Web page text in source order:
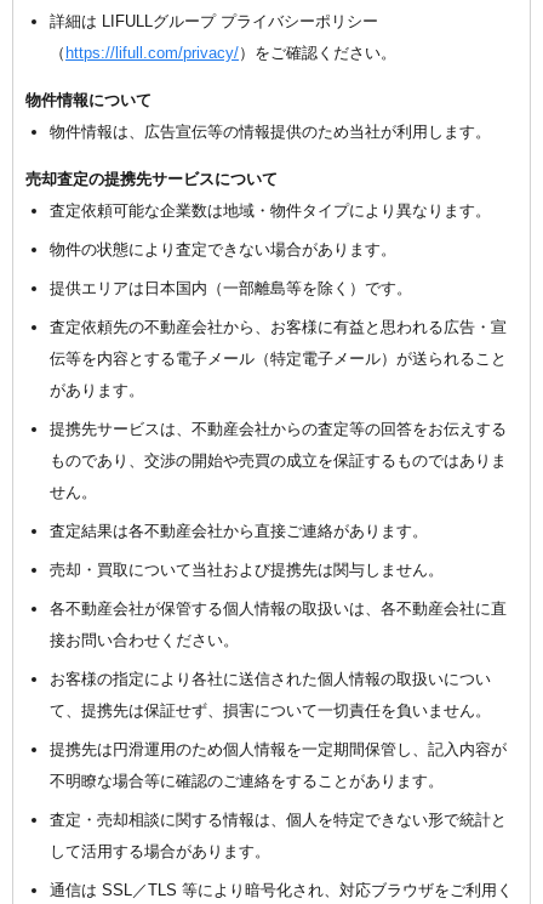
詳細は LIFULLグループ プライバシーポリシー
（ https://lifull.com/privacy/）をご確認ください。
物件情報について
物件情報は、広告宣伝等の情報提供のため当社が利用します。
売却査定の提携先サービスについて
査定依頼可能な企業数は地域・物件タイプにより異なります。
物件の状態により査定できない場合があります。
提供エリアは日本国内（一部離島等を除く）です。
査定依頼先の不動産会社から、お客様に有益と思われる広告・宣
伝等を内容とする電子メール（特定電子メール）が送られること
があります。
提携先サービスは、不動産会社からの査定等の回答をお伝えする
ものであり、交渉の開始や売買の成立を保証するものではありま
せん。
査定結果は各不動産会社から直接ご連絡があります。
売却・買取について当社および提携先は関与しません。
各不動産会社が保管する個人情報の取扱いは、各不動産会社に直
接お問い合わせください。
お客様の指定により各社に送信された個人情報の取扱いについ
て、提携先は保証せず、損害について一切責任を負いません。
提携先は円滑運用のため個人情報を一定期間保管し、記入内容が
不明瞭な場合等に確認のご連絡をすることがあります。
査定・売却相談に関する情報は、個人を特定できない形で統計と
して活用する場合があります。
通信は SSL／TLS 等により暗号化され、対応ブラウザをご利用く